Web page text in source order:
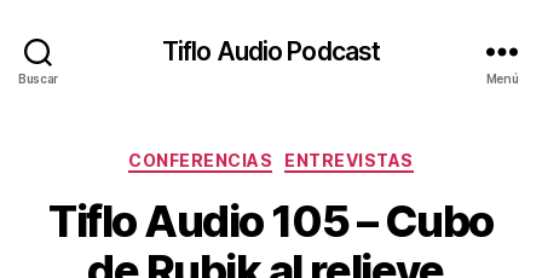
Buscar
Tiflo Audio Podcast
Menú
Categorías
CONFERENCIAS ENTREVISTAS
Tiflo Audio 105 – Cubo